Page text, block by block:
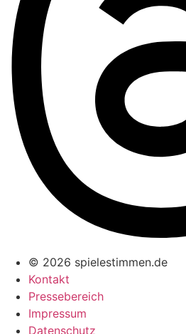
© 2026 spielestimmen.de
Kontakt
Pressebereich
Impressum
Datenschutz